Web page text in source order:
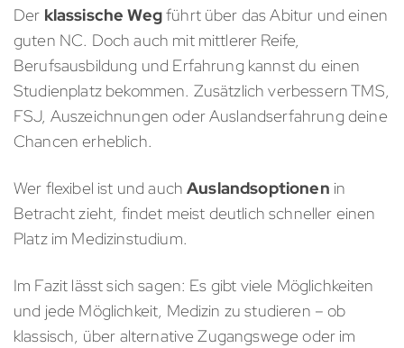
Der klassische Wegführt über das Abitur und einen
guten NC. Doch auch mit mittlerer Reife,
Berufsausbildung und Erfahrung kannst du einen
Studienplatz bekommen. Zusätzlich verbessern TMS,
FSJ, Auszeichnungen oder Auslandserfahrung deine
Chancen erheblich.
Wer flexibel ist und auchAuslandsoptionen in
Betracht zieht, findet meist deutlich schneller einen
Platz im Medizinstudium.
Im Fazit lässt sich sagen: Es gibt viele Möglichkeiten
und jede Möglichkeit, Medizin zu studieren – ob
klassisch, über alternative Zugangswege oder im